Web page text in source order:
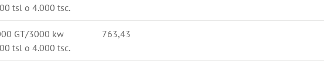
tsl o 4.000 tsc.
GT/3000 kw
tsl o 4.000 tsc.
763,43